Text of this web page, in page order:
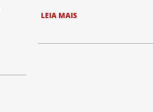
LEIA MAIS